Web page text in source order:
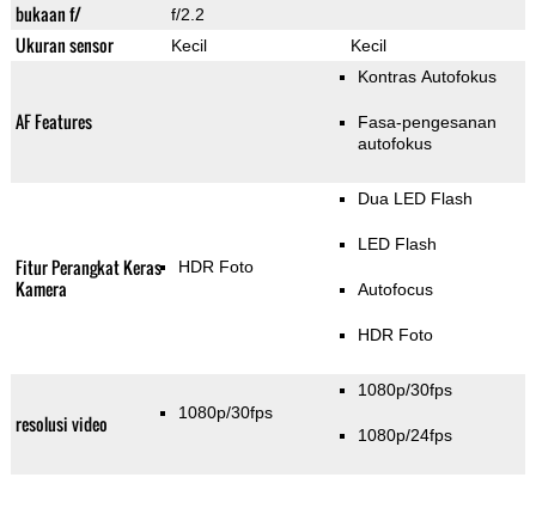
bukaan f/ f/2.2
Ukuran sensor Kecil Kecil
AF Features
Kontras Autofokus
Fasa-pengesanan
autofokus
Fitur Perangkat Keras
Kamera
HDR Foto
Dua LED Flash
LED Flash
Autofocus
HDR Foto
resolusi video 1080p/30fps
1080p/30fps
1080p/24fps